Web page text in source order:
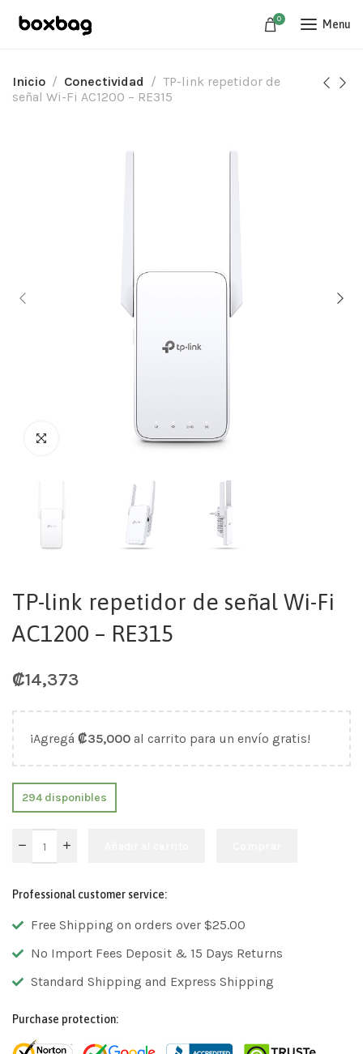
0 Menu
Inicio Conectividad
TP-link repetidor de
señal Wi-Fi AC1200 – RE315
TP-link repetidor de señal Wi-Fi
AC1200 – RE315
₡14,373
¡Agregá ₡35,000 al carrito para un envío gratis!
294 disponibles
Professional customer service:
Free Shipping on orders over $25.00
No Import Fees Deposit & 15 Days Returns
Standard Shipping and Express Shipping
Purchase protection: